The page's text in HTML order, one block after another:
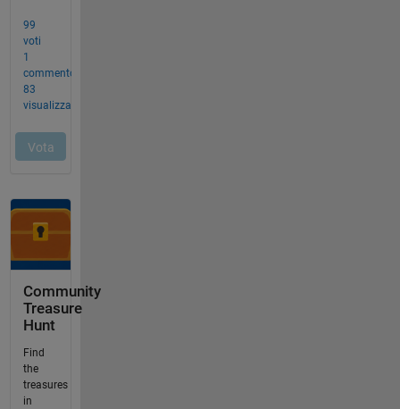
Community
Treasure
Hunt
Find
the
treasures
in